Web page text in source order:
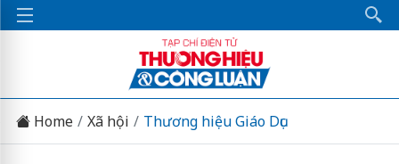
Home Xã hội Thương hiệu Giáo Dục